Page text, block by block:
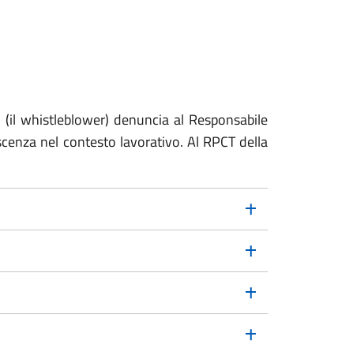
whistleblower) denuncia al Responsabile
nel contesto lavorativo. Al RPCT della